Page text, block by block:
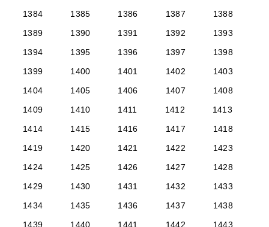
1384
1385 1386 1387
1388
1389
1390 1391 1392
1393
1394
1395 1396 1397
1398
1399
1400 1401 1402
1403
1404
1405 1406 1407
1408
1409
1410 1411 1412
1413
1414
1415 1416 1417
1418
1419
1420 1421 1422
1423
1424
1425 1426 1427
1428
1429
1430 1431 1432
1433
1434
1435 1436 1437
1438
1439
1440 1441 1442 1443